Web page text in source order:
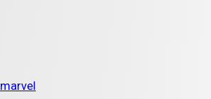
marvel